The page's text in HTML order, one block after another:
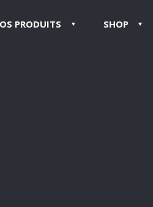
PRODUITS SHOP